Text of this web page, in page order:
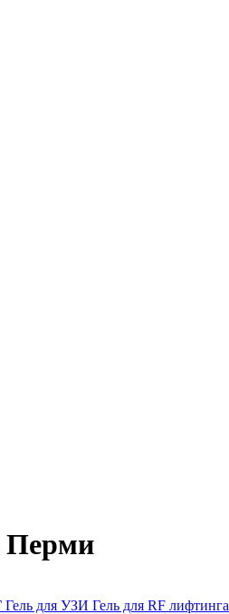
Перми
Гель для УЗИ Гель для RF лифтинга